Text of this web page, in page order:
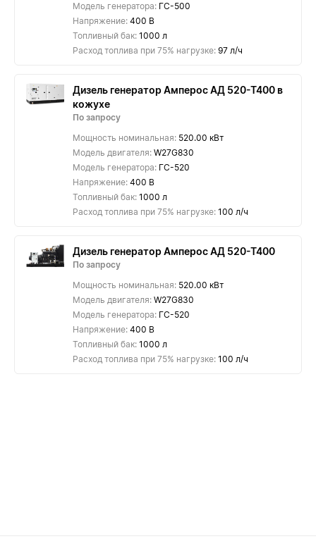
Модель генератора: ГС-500
Напряжение: 400 В
Топливный бак: 1000 л
Расход топлива при 75% нагрузке: 97 л/ч
Дизель генератор Амперос АД 520-Т400 в
кожухе
По запросу
Мощность номинальная: 520.00 кВт
Модель двигателя: W27G830
Модель генератора: ГС-520
Напряжение: 400 В
Топливный бак: 1000 л
Расход топлива при 75% нагрузке: 100 л/ч
Дизель генератор Амперос АД 520-Т400
По запросу
Мощность номинальная: 520.00 кВт
Модель двигателя: W27G830
Модель генератора: ГС-520
Напряжение: 400 В
Топливный бак: 1000 л
Расход топлива при 75% нагрузке: 100 л/ч